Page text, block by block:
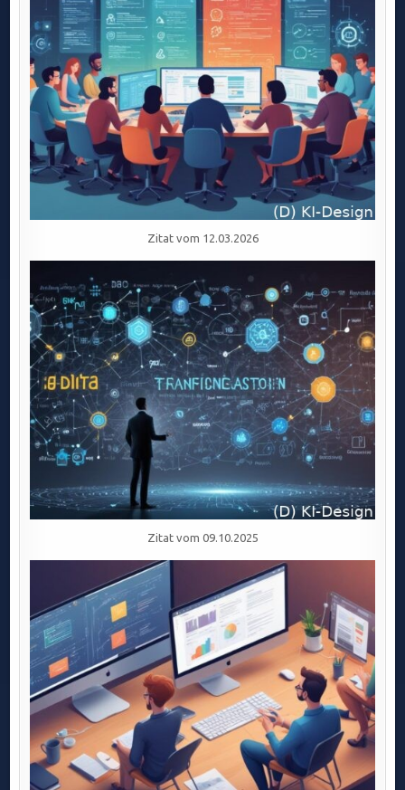
Zitat vom 12.03.2026
Zitat vom 09.10.2025